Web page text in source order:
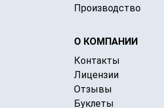
Производство
О КОМПАНИИ
Контакты
Лицензии
Отзывы
Буклеты